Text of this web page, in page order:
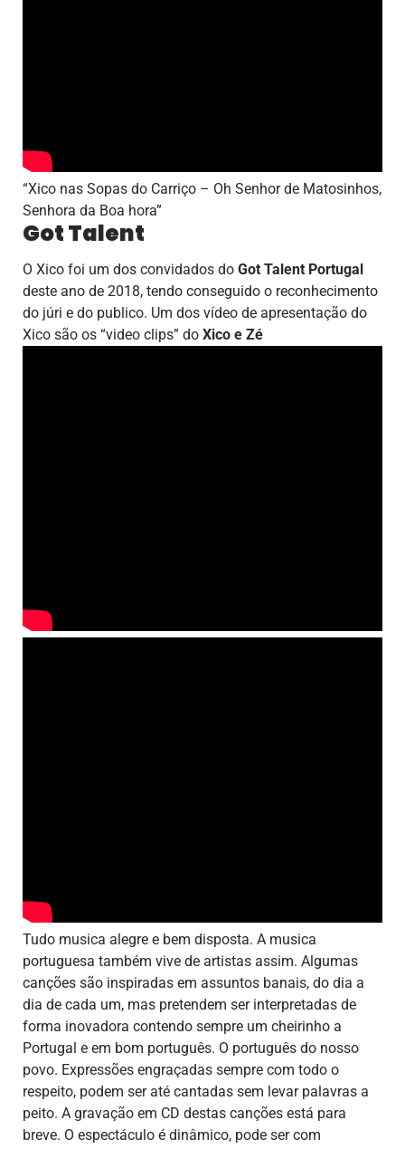
“Xico nas Sopas do Carriço – Oh Senhor de Matosinhos,
Senhora da Boa hora”
Got Talent
O Xico foi um dos convidados do Got Talent Portugal
deste ano de 2018, tendo conseguido o reconhecimento
do júri e do publico. Um dos vídeo de apresentação do
Xico são os “video clips” do Xico e Zé
Tudo musica alegre e bem disposta. A musica
portuguesa também vive de artistas assim. Algumas
canções são inspiradas em assuntos banais, do dia a
dia de cada um, mas pretendem ser interpretadas de
forma inovadora contendo sempre um cheirinho a
Portugal e em bom português. O português do nosso
povo. Expressões engraçadas sempre com todo o
respeito, podem ser até cantadas sem levar palavras a
peito. A gravação em CD destas canções está para
breve. O espectáculo é dinâmico, pode ser com